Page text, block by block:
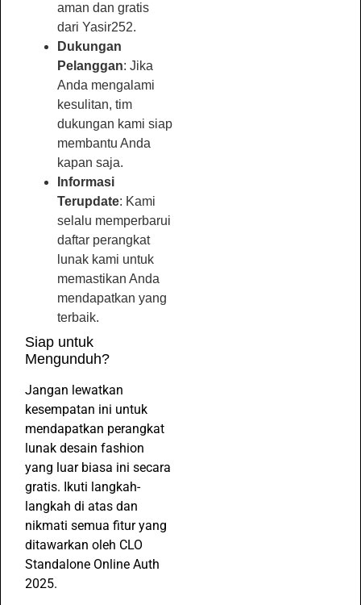
aman dan gratis
dari Yasir252.
Dukungan
Pelanggan: Jika
Anda mengalami
kesulitan, tim
dukungan kami siap
membantu Anda
kapan saja.
Informasi
Terupdate: Kami
selalu memperbarui
daftar perangkat
lunak kami untuk
memastikan Anda
mendapatkan yang
terbaik.
Siap untuk
Mengunduh?
Jangan lewatkan
kesempatan ini untuk
mendapatkan perangkat
lunak desain fashion
yang luar biasa ini secara
gratis. Ikuti langkah-
langkah di atas dan
nikmati semua fitur yang
ditawarkan oleh CLO
Standalone Online Auth
2025.